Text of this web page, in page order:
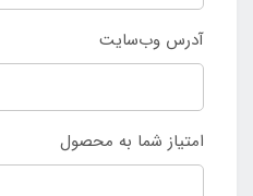
آدرس وب‌سایت
امتیاز شما به محصول